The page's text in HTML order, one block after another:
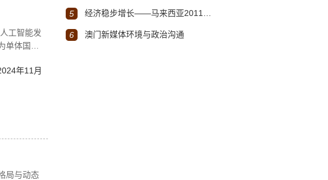
工智能发
体国家
和地区基
年11月
局与动态
5 经济稳步增长——马来西亚2011～2012年经济发展回顾与展望
6 澳门新媒体环境与政治沟通